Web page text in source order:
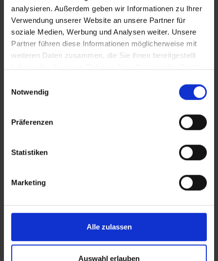
analysieren. Außerdem geben wir Informationen zu Ihrer
Verwendung unserer Website an unsere Partner für
soziale Medien, Werbung und Analysen weiter. Unsere
Partner führen diese Informationen möglicherweise mit
weiteren Daten zusammen, die Sie ihnen bereitgestellt
Notwendig
Präferenzen
Statistiken
Marketing
Alle zulassen
Auswahl erlauben
Lohrer Werbegemeinschaft
Dies könnte Sie auch interessieren...